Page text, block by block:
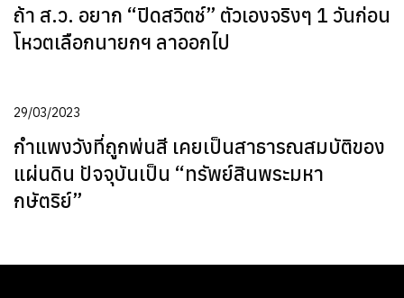
ถ้า ส.ว. อยาก “ปิดสวิตช์” ตัวเองจริงๆ 1 วันก่อน
โหวตเลือกนายกฯ ลาออกไป
29/03/2023
กำแพงวังที่ถูกพ่นสี เคยเป็นสาธารณสมบัติของ
แผ่นดิน ปัจจุบันเป็น “ทรัพย์สินพระมหา
กษัตริย์”